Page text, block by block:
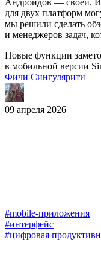
для двух платформ
мы решили сделать
и менеджеров задач,
Новые функции
в мобильной версии
Фичи Сингулярити
09 апреля 2026
#mobile-приложения
#интерфейс
#цифровая